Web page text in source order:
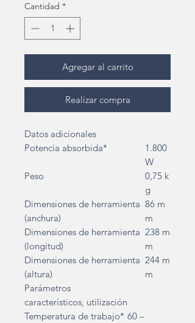
Cantidad *
Agregar al carrito
Realizar compra
Datos adicionales
Potencia absorbida*
1.800
W
Peso
0,75 k
g
Dimensiones de herramienta
(anchura)
86 m
m
Dimensiones de herramienta
(longitud)
238 m
m
Dimensiones de herramienta
(altura)
244 m
m
Parámetros
característicos, utilización
Temperatura de trabajo* 60 –